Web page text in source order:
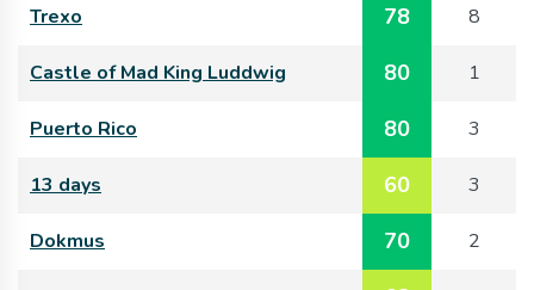
Trexo 78 8
Castle of Mad King Luddwig 80 1
Puerto Rico 80 3
13 days 60 3
Dokmus 70 2